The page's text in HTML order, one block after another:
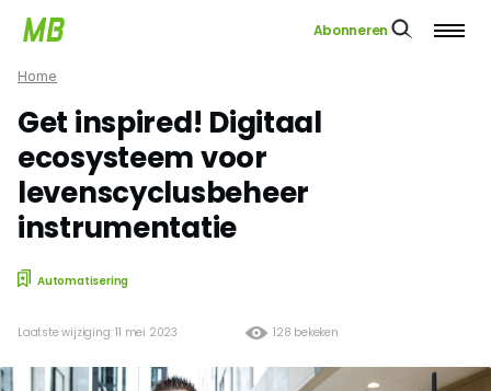
Abonneren
Home
Get inspired! Digitaal
ecosysteem voor
levenscyclusbeheer
instrumentatie
Automatisering
128 bekeken
Laatste wijziging: 11 mei 2023